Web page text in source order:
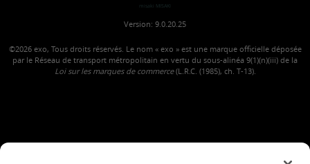
misaki MISAKI
Version: 9.0.20.25
©2026 exo, Tous droits réservés. Le nom « exo » est une marque officielle déposée
par le Réseau de transport métropolitain en vertu du sous-alinéa 9(1)(n)(iii) de la
Loi sur les marques de commerce(L.R.C. (1985), ch. T-13).